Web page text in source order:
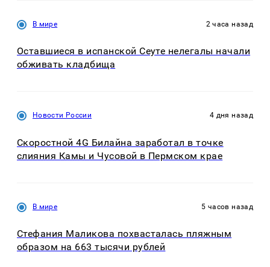
В мире 2 часа назад
Оставшиеся в испанской Сеуте нелегалы начали
обживать кладбища
Новости России 4 дня назад
Скоростной 4G Билайна заработал в точке
слияния Камы и Чусовой в Пермском крае
В мире 5 часов назад
Стефания Маликова похвасталась пляжным
образом на 663 тысячи рублей